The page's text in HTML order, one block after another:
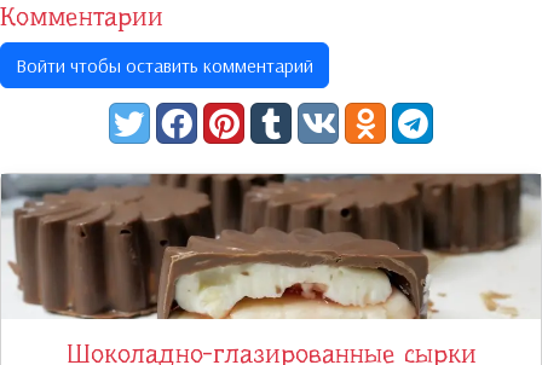
Комментарии
Войти чтобы оставить комментарий
Шоколадно-глазированные сырки